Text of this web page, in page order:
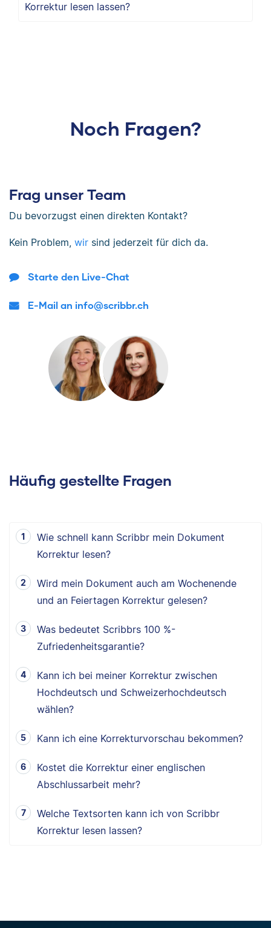
Korrektur lesen lassen?
Noch Fragen?
Frag unser Team
Du bevorzugst einen direkten Kontakt?
Kein Problem, wir sind jederzeit für dich da.
Starte den Live-Chat
E-Mail an info@scribbr.ch
Häufig gestellte Fragen
Wie schnell kann Scribbr mein Dokument
Korrektur lesen?
Wird mein Dokument auch am Wochenende
und an Feiertagen Korrektur gelesen?
Was bedeutet Scribbrs 100 %-
Zufriedenheitsgarantie?
Kann ich bei meiner Korrektur zwischen
Hochdeutsch und Schweizerhochdeutsch
wählen?
Kann ich eine Korrekturvorschau bekommen?
Kostet die Korrektur einer englischen
Abschlussarbeit mehr?
Welche Textsorten kann ich von Scribbr
Korrektur lesen lassen?